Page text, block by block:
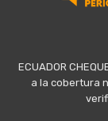
ECUADOR
a la cobertura